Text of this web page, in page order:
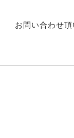
お問い合わせ